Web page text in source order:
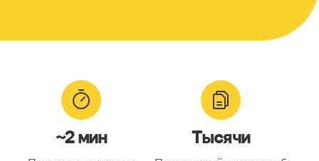
~2 мин Тысячи